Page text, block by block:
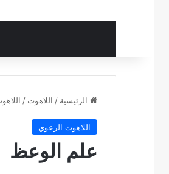
الرئيسية / اللاهوت /
اللاهوت الرعوي
علم الوعظ